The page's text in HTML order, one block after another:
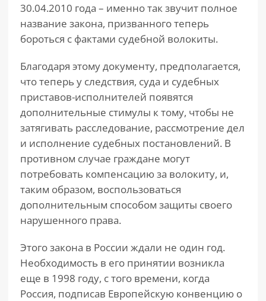
30.04.2010 года – именно так звучит полное
название закона, призванного теперь
бороться с фактами судебной волокиты.
Благодаря этому документу, предполагается,
что теперь у следствия, суда и судебных
приставов-исполнителей появятся
дополнительные стимулы к тому, чтобы не
затягивать расследование, рассмотрение дел
и исполнение судебных постановлений. В
противном случае граждане могут
потребовать компенсацию за волокиту, и,
таким образом, воспользоваться
дополнительным способом защиты своего
нарушенного права.
Этого закона в России ждали не один год.
Необходимость в его принятии возникла
еще в 1998 году, с того времени, когда
Россия, подписав Европейскую конвенцию о